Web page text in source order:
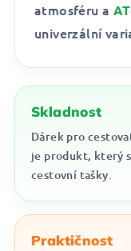
atmosféru a
univerzální
Skladnost
Dárek pro
je produkt, který
cestovní tašky.
Praktičnost